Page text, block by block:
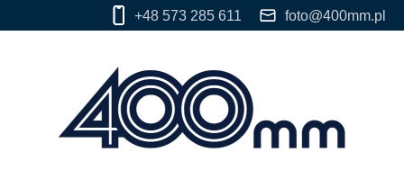
+48 573 285 611 foto@400mm.pl